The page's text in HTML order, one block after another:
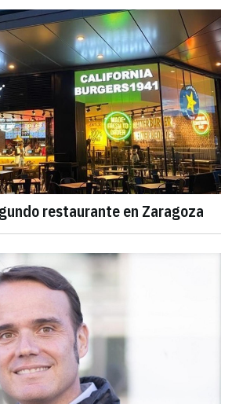
restaurante en Zaragoza